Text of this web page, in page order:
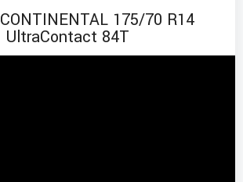
CONTINENTAL 175/70 R14
UltraContact 84T